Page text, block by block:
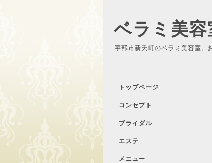
ベラミ美
宇部市新天町のベラミ美容室。
トップページ
コンセプト
ブライダル
エステ
メニュー